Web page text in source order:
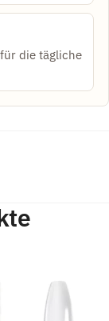
die tägliche